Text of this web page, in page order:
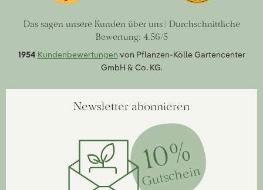
Das sagen unsere Kunden über uns | Durchschnittliche
Bewertung: 4.56/5
1954 Kundenbewertungen von Pflanzen-Kölle Gartencenter
GmbH & Co. KG.
Newsletter abonnieren
10%
Gutschein